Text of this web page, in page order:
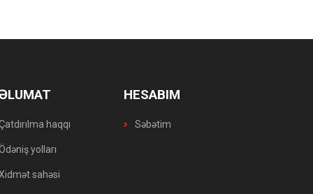
haqqı
yolları
sahəsi
HESABIM
Səbətim